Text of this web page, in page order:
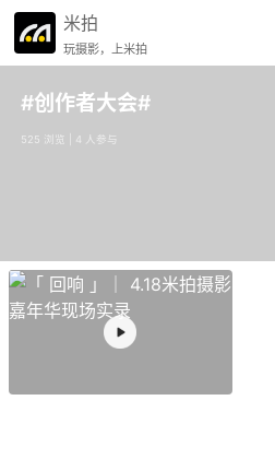
米拍
玩摄影，上米拍
#创作者大会#
525 浏览 | 4 人参与